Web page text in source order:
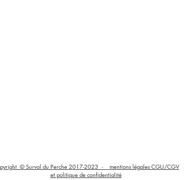
© Survol du Perche 2017-2023 -
mentions légales CGU/CGV
et politique de confidentialité